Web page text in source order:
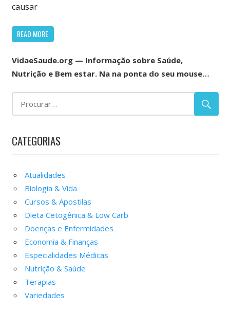
causar
READ MORE
VidaeSaude.org — Informação sobre Saúde,
Nutrição e Bem estar. Na na ponta do seu mouse…
CATEGORIAS
Atualidades
Biologia & Vida
Cursos & Apostilas
Dieta Cetogênica & Low Carb
Doenças e Enfermidades
Economia & Finanças
Especialidades Médicas
Nutrição & Saúde
Terapias
Variedades